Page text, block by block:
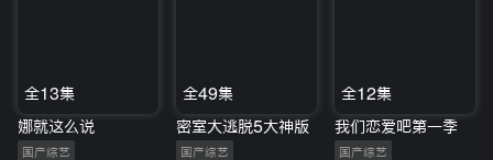
全13集
娜就这么说
国产综艺
全49集
密室大逃脱5大神版
国产综艺
全12集
我们恋爱吧第一季
国产综艺